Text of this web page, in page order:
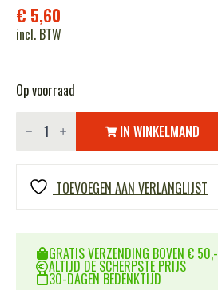
€ 5,60
incl. BTW
Op voorraad
Fostex
BASEBALL
FOSTEX
LOGO
Khaki
aantal
IN WINKELMAND
TOEVOEGEN AAN VERLANGLIJST
GRATIS VERZENDING BOVEN € 50,-
ALTIJD DE SCHERPSTE PRIJS
30-DAGEN BEDENKTIJD